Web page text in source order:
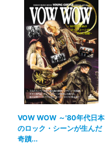
VOW WOW ～'80年代日本
のロック・シーンが生んだ
奇蹟...